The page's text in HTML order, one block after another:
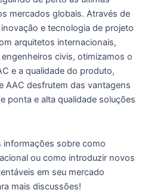
mercados globais. Através de
e tecnologia de projeto
arquitetos internacionais,
civis, otimizamos o
e a qualidade do produto,
AAC desfrutem das vantagens
ponta e alta qualidade soluções
informações sobre como
ou como introduzir novos
​​em seu mercado
mais discussões!